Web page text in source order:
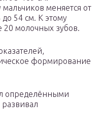
меняется от
54 см. К этому
20 молочных зубов.
формирование
определёнными